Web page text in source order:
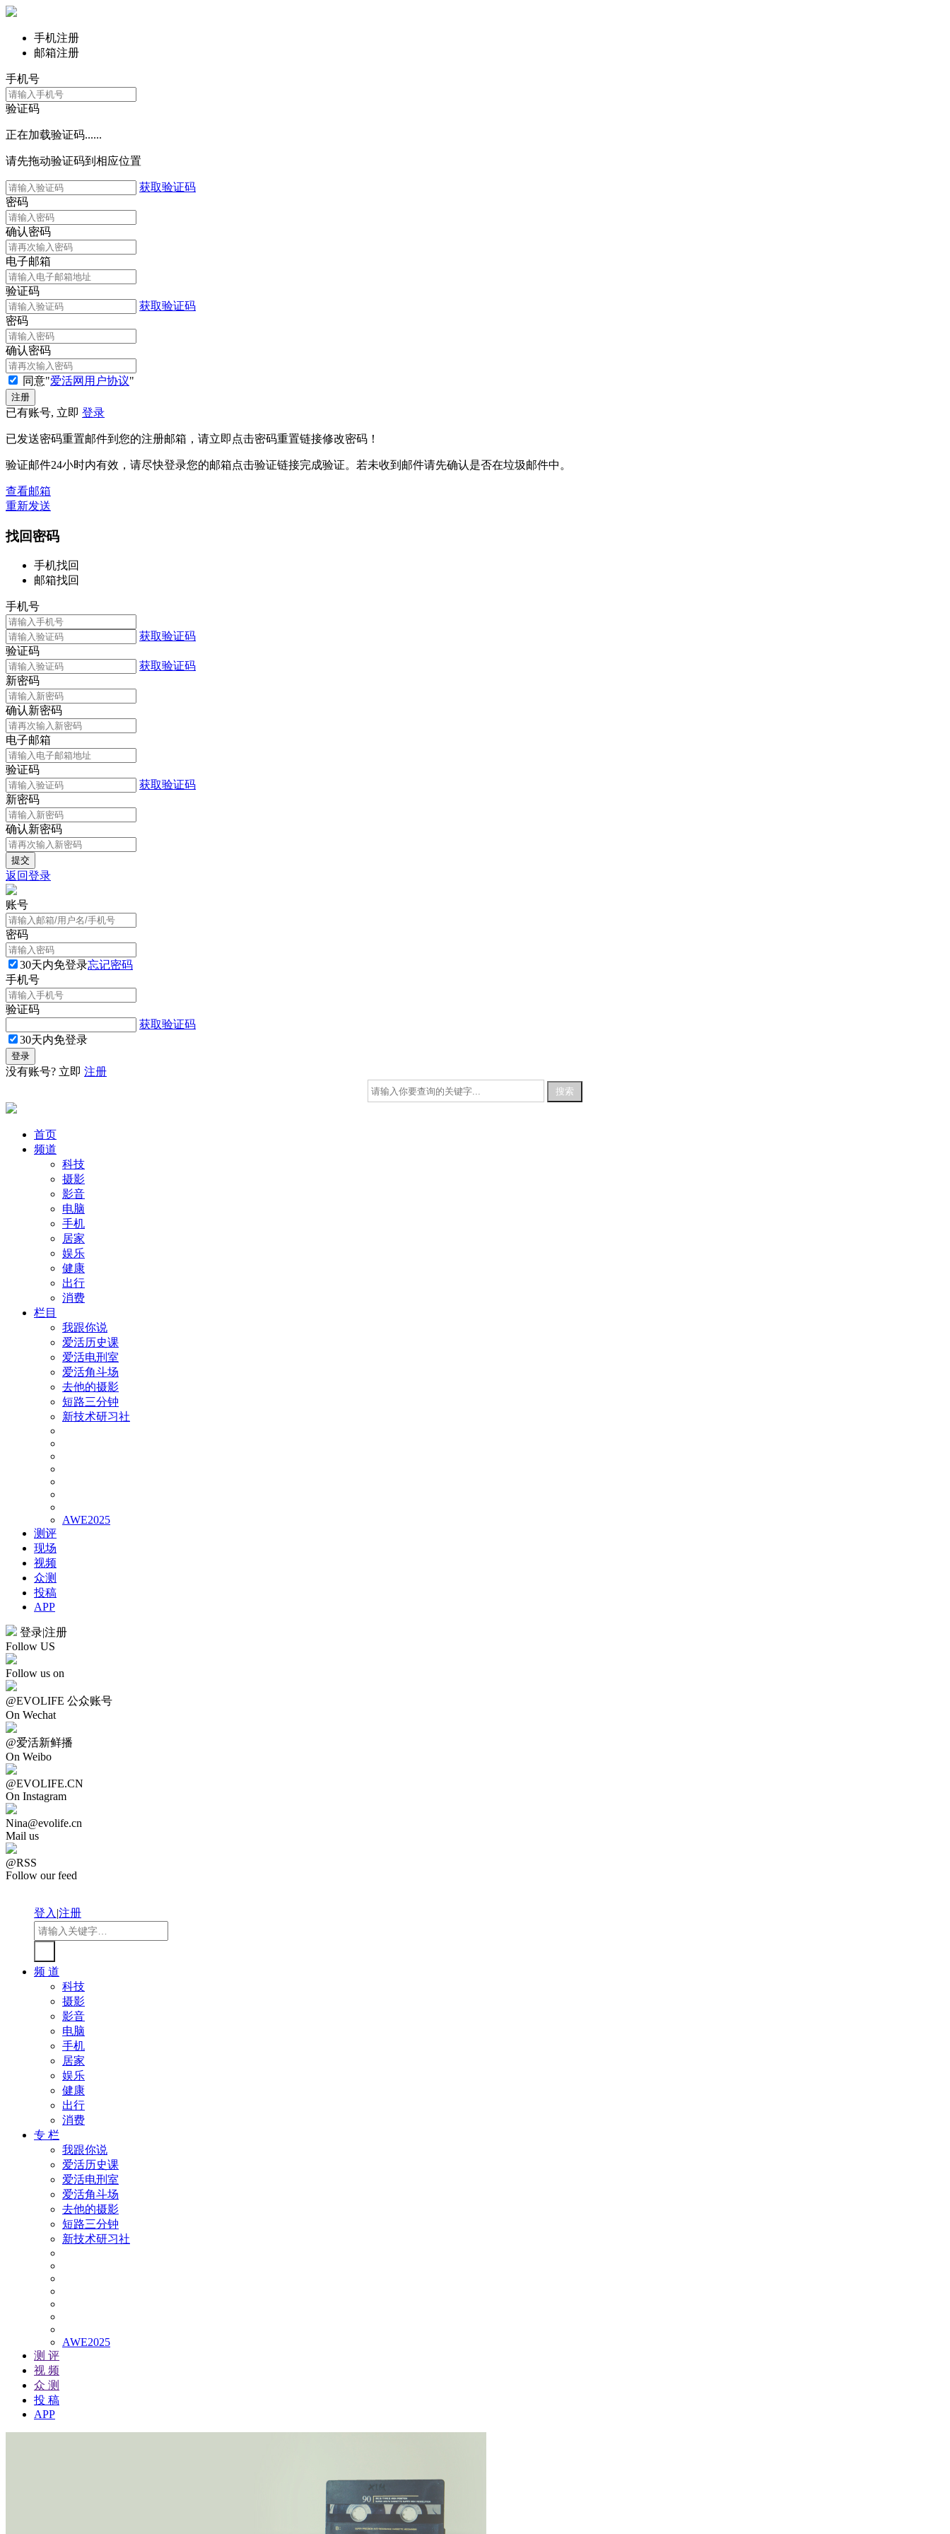
手机注册
邮箱注册
手机号
验证码
正在加载验证码......
请先拖动验证码到相应位置
获取验证码
密码
确认密码
电子邮箱
验证码
获取验证码
密码
确认密码
同意"爱活网用户协议"
已有账号, 立即 登录
已发送密码重置邮件到您的注册邮箱，请立即点击密码重置链接修改密码！
验证邮件24小时内有效，请尽快登录您的邮箱点击验证链接完成验证。若未收到邮件请先确认是否在垃圾邮件中。
查看邮箱
重新发送
找回密码
手机找回
邮箱找回
手机号
获取验证码
验证码
获取验证码
新密码
确认新密码
电子邮箱
验证码
获取验证码
新密码
确认新密码
返回登录
账号
密码
30天内免登录忘记密码
手机号
验证码
获取验证码
30天内免登录
没有账号? 立即 注册
首页
频道
科技
摄影
影音
电脑
手机
居家
娱乐
健康
出行
消费
栏目
我跟你说
爱活历史课
爱活电刑室
爱活角斗场
去他的摄影
短路三分钟
新技术研习社
AWE2025
测评
现场
视频
众测
投稿
APP
登录|注册
Follow US
Follow us on
@EVOLIFE 公众账号
On Wechat
@爱活新鲜播
On Weibo
@EVOLIFE.CN
On Instagram
Nina@evolife.cn
Mail us
@RSS
Follow our feed
登入|注册
频 道
科技
摄影
影音
电脑
手机
居家
娱乐
健康
出行
消费
专 栏
我跟你说
爱活历史课
爱活电刑室
爱活角斗场
去他的摄影
短路三分钟
新技术研习社
AWE2025
测 评
视 频
众 测
投 稿
APP